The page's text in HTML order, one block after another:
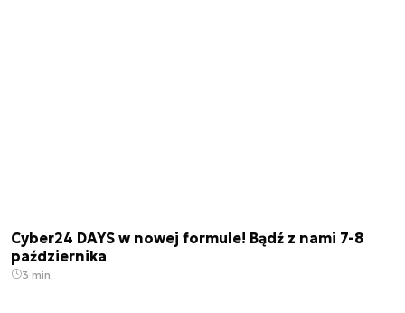
Cyber24 DAYS w nowej formule! Bądź z nami 7-8
października
3 min.